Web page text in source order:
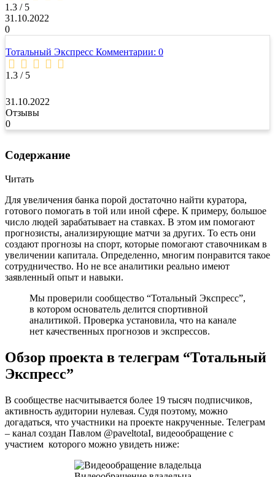
rating
1.3 / 5
31.10.2022
0
Тотальный Экспресс Комментарии: 0
1.3 / 5
31.10.2022
Отзывы
0
Содержание
Читать
Для увеличения банка порой достаточно найти куратора,
готового помогать в той или иной сфере. К примеру, большое
число людей зарабатывает на ставках. В этом им помогают
прогнозисты, анализирующие матчи за других. То есть они
создают прогнозы на спорт, которые помогают ставочникам в
увеличении капитала. Определенно, многим понравится такое
сотрудничество. Но не все аналитики реально имеют
заявленный опыт и навыки.
Мы проверили сообщество “Тотальный Экспресс”,
в котором основатель делится спортивной
аналитикой. Проверка установила, что на канале
нет качественных прогнозов и экспрессов.
Обзор проекта в телеграм “Тотальный
Экспресс”
В сообществе насчитывается более 19 тысяч подписчиков,
активность аудитории нулевая. Судя поэтому, можно
догадаться, что участники на проекте накрученные. Телеграм
– канал создан Павлом @paveltotaI, видеообращение с
участием которого можно увидеть ниже: